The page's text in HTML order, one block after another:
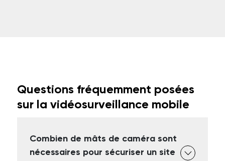
Questions fréquemment posées
sur la vidéosurveillance mobile
Combien de mâts de caméra sont
nécessaires pour sécuriser un site